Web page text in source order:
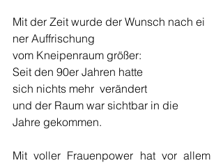
Mit der Zeit wurde der Wunsch nach ei
ner Auffrischung
vom Kneipenraum größer:
Seit den 90er Jahren hatte
sich nichts mehr  verändert
und der Raum war sichtbar in die
Jahre gekommen.
Mit voller Frauenpower hat vor allem